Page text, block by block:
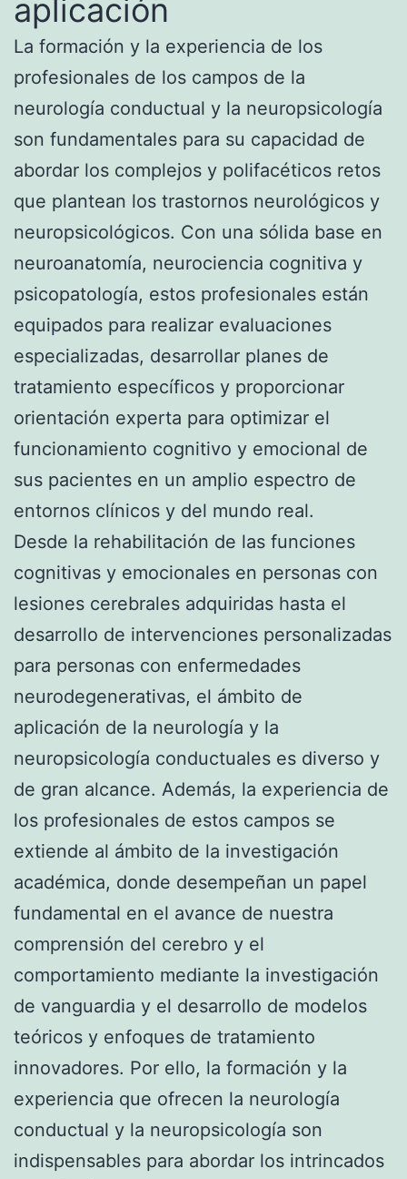
aplicación
La formación y la experiencia de los
profesionales de los campos de la
neurología conductual y la neuropsicología
son fundamentales para su capacidad de
abordar los complejos y polifacéticos retos
que plantean los trastornos neurológicos y
neuropsicológicos. Con una sólida base en
neuroanatomía, neurociencia cognitiva y
psicopatología, estos profesionales están
equipados para realizar evaluaciones
especializadas, desarrollar planes de
tratamiento específicos y proporcionar
orientación experta para optimizar el
funcionamiento cognitivo y emocional de
sus pacientes en un amplio espectro de
entornos clínicos y del mundo real.
Desde la rehabilitación de las funciones
cognitivas y emocionales en personas con
lesiones cerebrales adquiridas hasta el
desarrollo de intervenciones personalizadas
para personas con enfermedades
neurodegenerativas, el ámbito de
aplicación de la neurología y la
neuropsicología conductuales es diverso y
de gran alcance. Además, la experiencia de
los profesionales de estos campos se
extiende al ámbito de la investigación
académica, donde desempeñan un papel
fundamental en el avance de nuestra
comprensión del cerebro y el
comportamiento mediante la investigación
de vanguardia y el desarrollo de modelos
teóricos y enfoques de tratamiento
innovadores. Por ello, la formación y la
experiencia que ofrecen la neurología
conductual y la neuropsicología son
indispensables para abordar los intrincados